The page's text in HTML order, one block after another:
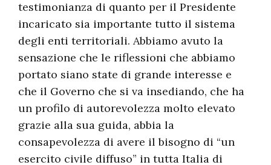
testimonianza di quanto per il Presidente
incaricato sia importante tutto il sistema
degli enti territoriali. Abbiamo avuto la
sensazione che le riflessioni che abbiamo
portato siano state di grande interesse e
che il Governo che si va insediando, che ha
un profilo di autorevolezza molto elevato
grazie alla sua guida, abbia la
consapevolezza di avere il bisogno di “un
esercito civile diffuso” in tutta Italia di